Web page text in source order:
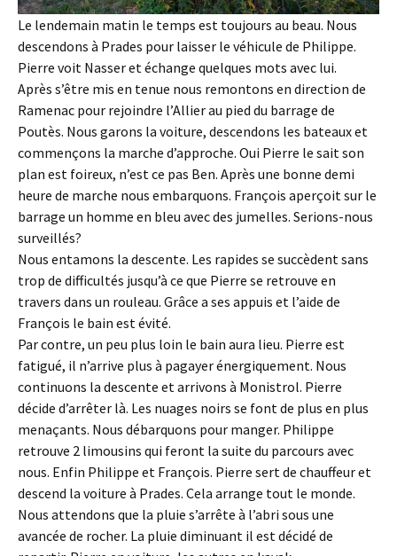
Le lendemain matin le temps est toujours au beau. Nous
descendons à Prades pour laisser le véhicule de Philippe.
Pierre voit Nasser et échange quelques mots avec lui.
Après s’être mis en tenue nous remontons en direction de
Ramenac pour rejoindre l’Allier au pied du barrage de
Poutès. Nous garons la voiture, descendons les bateaux et
commençons la marche d’approche. Oui Pierre le sait son
plan est foireux, n’est ce pas Ben. Après une bonne demi
heure de marche nous embarquons. François aperçoit sur le
barrage un homme en bleu avec des jumelles. Serions-nous
surveillés?
Nous entamons la descente. Les rapides se succèdent sans
trop de difficultés jusqu’à ce que Pierre se retrouve en
travers dans un rouleau. Grâce a ses appuis et l’aide de
François le bain est évité.
Par contre, un peu plus loin le bain aura lieu. Pierre est
fatigué, il n’arrive plus à pagayer énergiquement. Nous
continuons la descente et arrivons à Monistrol. Pierre
décide d’arrêter là. Les nuages noirs se font de plus en plus
menaçants. Nous débarquons pour manger. Philippe
retrouve 2 limousins qui feront la suite du parcours avec
nous. Enfin Philippe et François. Pierre sert de chauffeur et
descend la voiture à Prades. Cela arrange tout le monde.
Nous attendons que la pluie s’arrête à l’abri sous une
avancée de rocher. La pluie diminuant il est décidé de